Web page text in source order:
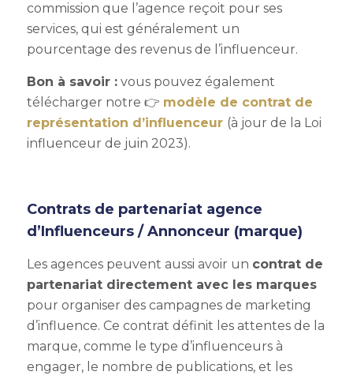
commission que l’agence reçoit pour ses
services, qui est généralement un
pourcentage des revenus de l’influenceur.
Bon à savoir :vous pouvez également
télécharger notre 👉 modèle de contrat de
représentation d’influenceur (à jour de la Loi
influenceur de juin 2023).
Contrats de partenariat agence
d’Influenceurs / Annonceur (marque)
Les agences peuvent aussi avoir un contrat de
partenariat directement avec les marques
pour organiser des campagnes de marketing
d’influence. Ce contrat définit les attentes de la
marque, comme le type d’influenceurs à
engager, le nombre de publications, et les